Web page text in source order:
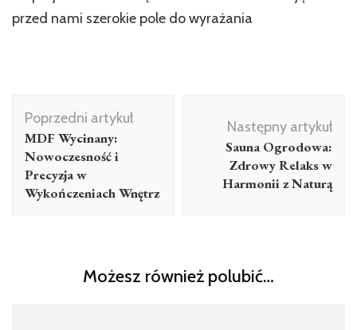
przed nami szerokie pole do wyrażania
Nawigacja
wpisu
Poprzedni artykuł
MDF Wycinany:
Nowoczesność i
Precyzja w
Wykończeniach Wnętrz
Następny artykuł
Sauna Ogrodowa:
Zdrowy Relaks w
Harmonii z Naturą
Możesz również polubić…